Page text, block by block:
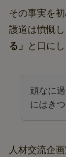
その事実を
護道は憤慨し
る」
と口にし
頑なに
にはき
人材交流企